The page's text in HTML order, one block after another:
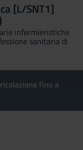
[L/SNT1]
infermieristiche
sanitaria di
fino a